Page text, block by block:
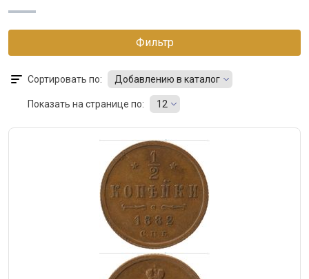
Фильтр
Сортировать по: Добавлению в каталог
Показать на странице по: 12